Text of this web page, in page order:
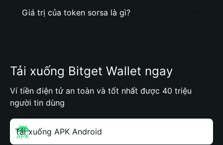
Giá trị của token sorsa là gì?
Tải xuống Bitget Wallet ngay
Ví tiền điện tử an toàn và tốt nhất được 40 triệu
người tin dùng
Tải xuống APK Android